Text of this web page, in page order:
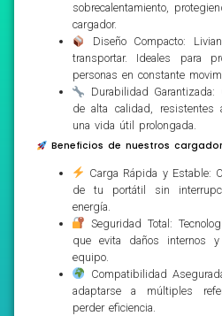
sobrecalentamiento,
cargador.
Diseño Compacto:
transportar. Ideales para
personas en constante
Durabilidad
de alta calidad, resistentes
una vida útil prolongada.
Beneficios de nuestros
Carga Rápida y Estable:
de tu portátil sin
energía.
Seguridad Total:
que evita daños internos
equipo.
Compatibilidad
adaptarse a múltiples
perder eficiencia.